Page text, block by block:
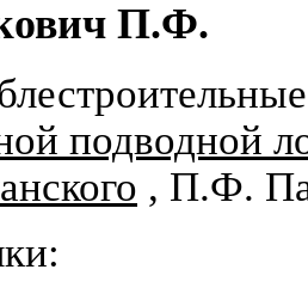
П.Ф.
подводной
, П.Ф.